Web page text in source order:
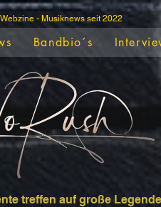
- Musiknews seit 2022
Bandbio´s
treffen auf große